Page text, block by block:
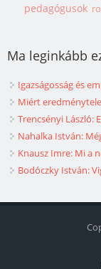
pedagógusok
Ma leginkább
Igazságosság és
Miért
Trencsényi László:
Nahalka István:
Knausz Imre: Mi a
Bodóczky István: